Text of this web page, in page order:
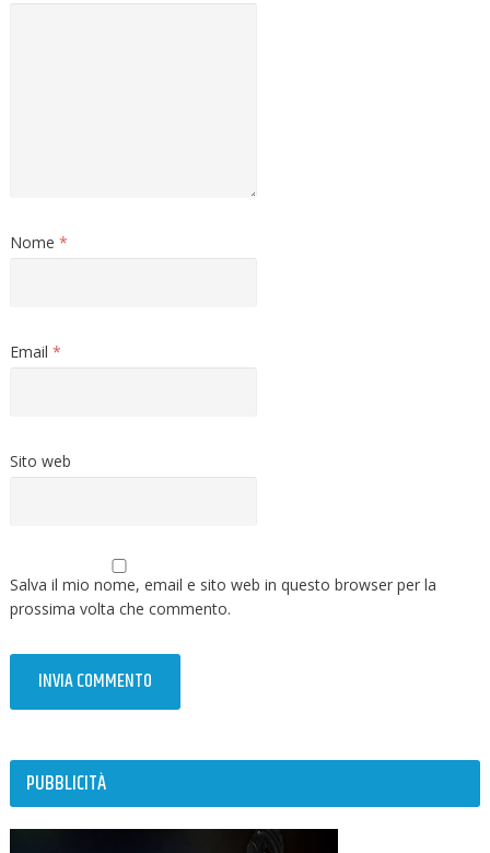
Nome *
Email *
Sito web
Salva il mio nome, email e sito web in questo browser per la
prossima volta che commento.
PUBBLICITÀ